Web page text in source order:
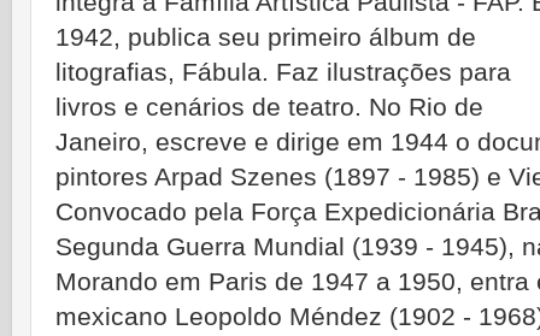
1942, publica seu primeiro álbum de
litografias, Fábula. Faz ilustrações para
livros e cenários de teatro. No Rio de
Janeiro, escreve e dirige em 1944 o
pintores Arpad Szenes (1897 - 1985) e
Convocado pela Força Expedicionária
Segunda Guerra Mundial (1939 - 1945),
Morando em Paris de 1947 a 1950,
mexicano Leopoldo Méndez (1902 -